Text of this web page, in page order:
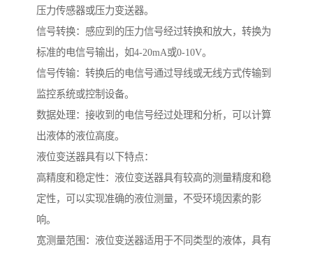
压力传感器或压力变送器。
信号转换：感应到的压力信号经过转换和放大，转换为
标准的电信号输出，如4-20mA或0-10V。
信号传输：转换后的电信号通过导线或无线方式传输到
监控系统或控制设备。
数据处理：接收到的电信号经过处理和分析，可以计算
出液体的液位高度。
液位变送器具有以下特点：
高精度和稳定性：液位变送器具有较高的测量精度和稳
定性，可以实现准确的液位测量，不受环境因素的影
响。
宽测量范围：液位变送器适用于不同类型的液体，具有